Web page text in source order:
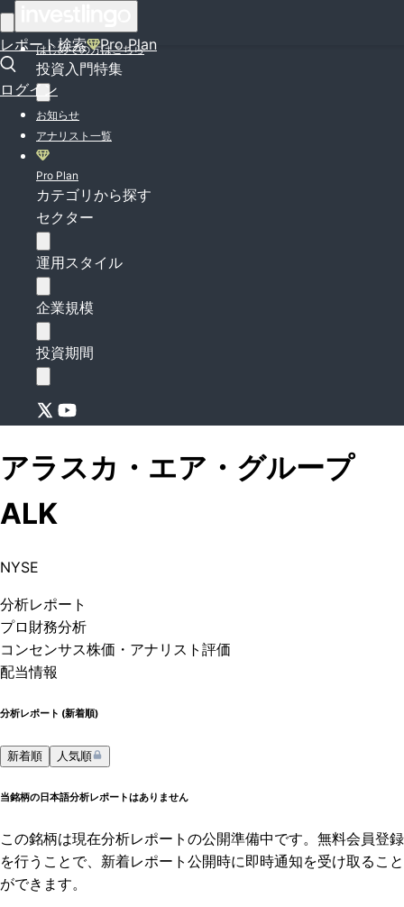
レポート検索 Pro Plan
ログイン
はじめての方はこちら
投資入門特集
お知らせ
アナリスト一覧
Pro Plan
カテゴリから探す
セクター
運用スタイル
企業規模
投資期間
アラスカ・エア・グループ
ALK
NYSE
分析レポート
プロ 財務分析
コンセンサス株価 ・アナリスト評価
配当情報
分析レポート (新着順)
新着順 人気順
当銘柄の日本語分析レポートはありません
この銘柄は現在分析レポートの公開準備中です。無料会員登録
を行うことで、新着レポート公開時に即時通知を受け取ること
ができます。